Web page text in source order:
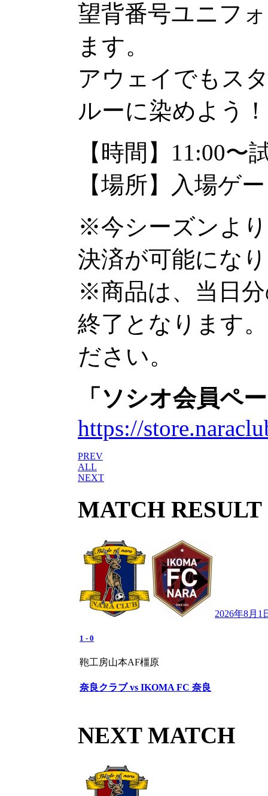
望背番号ユニフ
ます。
アウェイでもス
ルーに染めよう！
【時間】11:00〜
【場所】入場ゲ
※今シーズンよ
決済が可能にな
※商品は、当日
終了となります
ださい。
「ソシオ会員ペ
https://
PREV
ALL
NEXT
MATCH RESULT
2026年8月1
1 - 0
鞄工房山本AF橿原
奈良クラブ vs IKOMA FC 奈良
NEXT MATCH